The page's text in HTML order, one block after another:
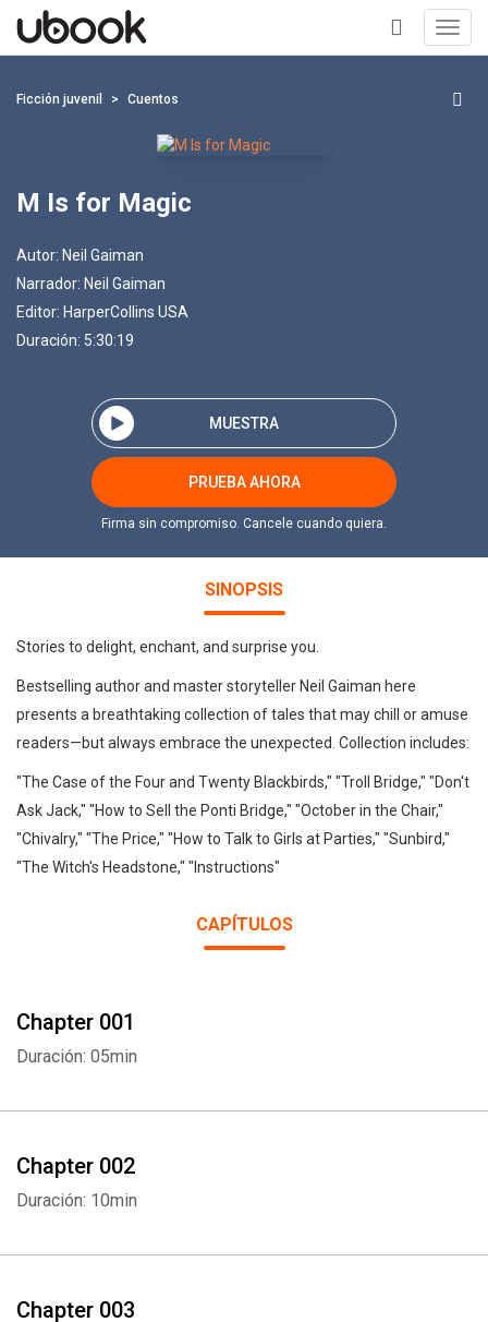
+
Ficción juvenil Cuentos
M Is for Magic
Autor: Neil Gaiman
Narrador: Neil Gaiman
Editor: HarperCollins USA
Duración: 5:30:19
MUESTRA
PRUEBA AHORA
Firma sin compromiso. Cancele cuando quiera.
SINOPSIS
Stories to delight, enchant, and surprise you.
Bestselling author and master storyteller Neil Gaiman here
presents a breathtaking collection of tales that may chill or amuse
readers—but always embrace the unexpected. Collection includes:
"The Case of the Four and Twenty Blackbirds," "Troll Bridge," "Don't
Ask Jack," "How to Sell the Ponti Bridge," "October in the Chair,"
"Chivalry," "The Price," "How to Talk to Girls at Parties," "Sunbird,"
"The Witch's Headstone," "Instructions"
CAPÍTULOS
Chapter 001
Duración: 05min
Chapter 002
Duración: 10min
Chapter 003